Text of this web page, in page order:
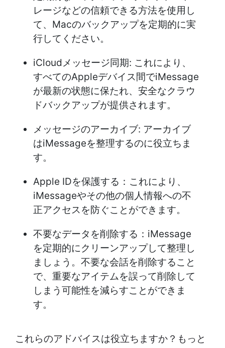
レージなどの信頼できる方法を使用し
て、Macのバックアップを定期的に実
行してください。
iCloudメッセージ同期: これにより、
すべてのAppleデバイス間でiMessage
が最新の状態に保たれ、安全なクラウ
ドバックアップが提供されます。
メッセージのアーカイブ: アーカイブ
はiMessageを整理するのに役立ちま
す。
Apple IDを保護する：これにより、
iMessageやその他の個人情報への不
正アクセスを防ぐことができます。
不要なデータを削除する：iMessage
を定期的にクリーンアップして整理し
ましょう。不要な会話を削除すること
で、重要なアイテムを誤って削除して
しまう可能性を減らすことができま
す。
これらのアドバイスは役立ちますか？もっと